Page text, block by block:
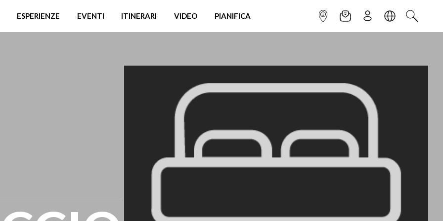
ESPERIENZE EVENTI ITINERARI VIDEO PIANIFICA INFOPOINTNEWSLETTER
ISCRIVITILINGUACERCA